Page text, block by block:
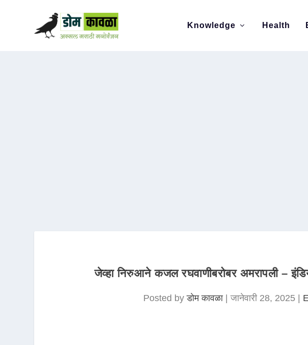
Knowledge Health
जेव्हा निरुआने कजल रघवाणीबरोबर अमरापली –
Posted byडोम कावळा|जानेवारी 28, 2025